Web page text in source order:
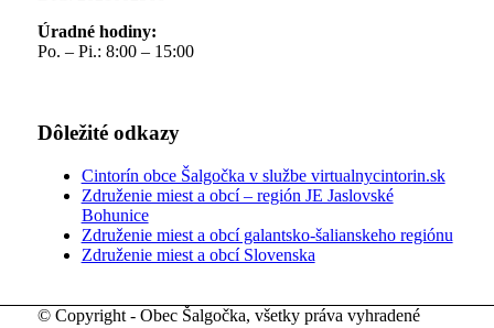
Úradné hodiny:
Po. – Pi.: 8:00 – 15:00
Dôležité odkazy
Cintorín obce Šalgočka v službe virtualnycintorin.sk
Združenie miest a obcí – región JE Jaslovské
Bohunice
Združenie miest a obcí galantsko-šalianskeho regiónu
Združenie miest a obcí Slovenska
© Copyright - Obec Šalgočka, všetky práva vyhradené